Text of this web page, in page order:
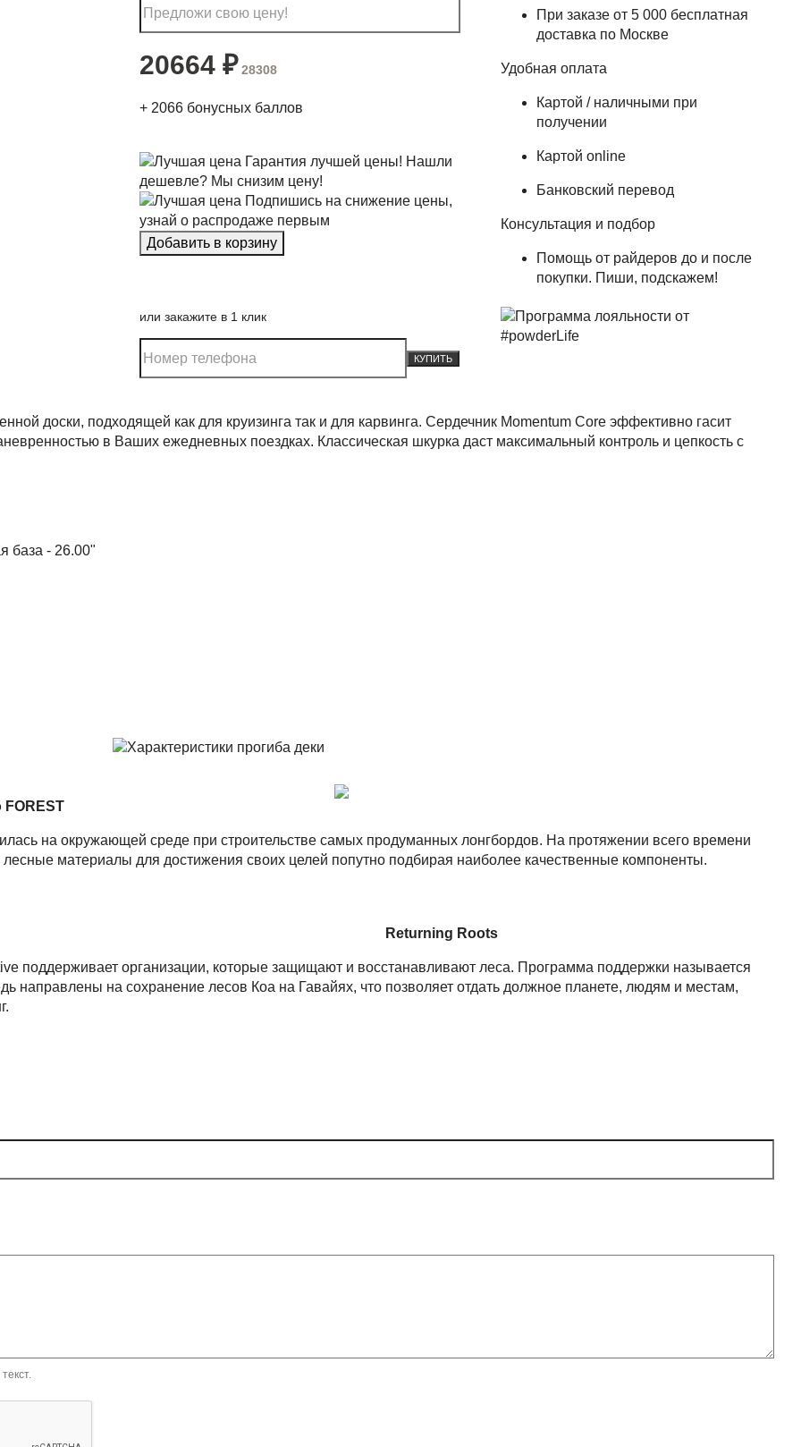
20664 ₽ 28308
+ 2066 бонусных баллов
Гарантия лучшей цены! Нашли
дешевле? Мы снизим цену!
Подпишись на снижение цены,
узнай о распродаже первым
или закажите в 1 клик
КУПИТЬ
При заказе от 5 000 бесплатная
доставка по Москве
Удобная оплата
Картой / наличными при
получении
Картой online
Банковский перевод
Консультация и подбор
Помощь от райдеров до и после
покупки. Пиши, подскажем!
доски, подходящей как для круизинга так и для карвинга. Сердечник Momentum Core эффективно гасит
в Ваших ежедневных поездках. Классическая шкурка даст максимальный контроль и цепкость с
база - 26.00"
FOREST
на окружающей среде при строительстве самых продуманных лонгбордов. На протяжении всего времени
материалы для достижения своих целей попутно подбирая наиболее качественные компоненты.
Returning Roots
поддерживает организации, которые защищают и восстанавливают леса. Программа поддержки называется
направлены на сохранение лесов Коа на Гавайях, что позволяет отдать должное планете, людям и местам,